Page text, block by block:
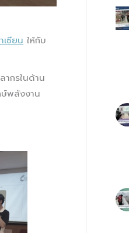
เซียน ให้กับ
กรในด้าน
ษ์พลังงาน